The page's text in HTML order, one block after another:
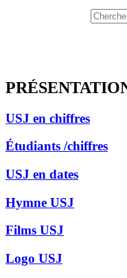
USJ en chiffres
Étudiants /chiffres
USJ en dates
Hymne USJ
Films USJ
Logo USJ